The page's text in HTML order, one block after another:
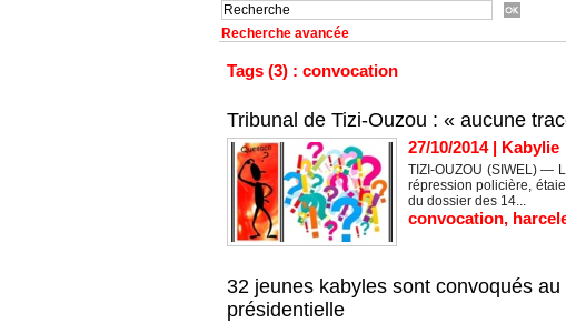
Recherche avancée
Tags (3) : convocation
Tribunal de Tizi-Ouzou : « aucune
27/10/2014| Kabylie
TIZI-OUZOU (SIWEL) —
répression policière,
du dossier des 14...
convocation,
32 jeunes kabyles sont convoqués
présidentielle